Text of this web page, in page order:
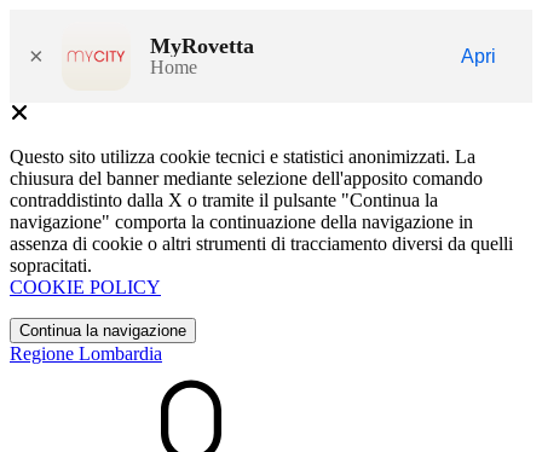
× MyRovetta
Home
Apri
Questo sito utilizza cookie tecnici e statistici anonimizzati. La
chiusura del banner mediante selezione dell'apposito comando
contraddistinto dalla X o tramite il pulsante "Continua la
navigazione" comporta la continuazione della navigazione in
assenza di cookie o altri strumenti di tracciamento diversi da quelli
sopracitati.
COOKIE POLICY
Continua la navigazione
Regione Lombardia